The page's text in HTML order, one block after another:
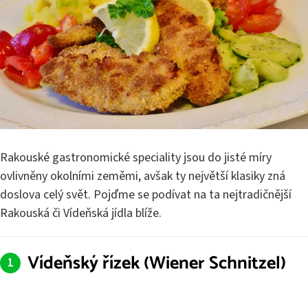
Rakouské gastronomické speciality jsou do jisté míry
ovlivněny okolními zeměmi, avšak ty největší klasiky zná
doslova celý svět. Pojďme se podívat na ta nejtradičnější
Rakouská či Vídeňská jídla blíže.
Vídeňský řízek (Wiener Schnitzel)